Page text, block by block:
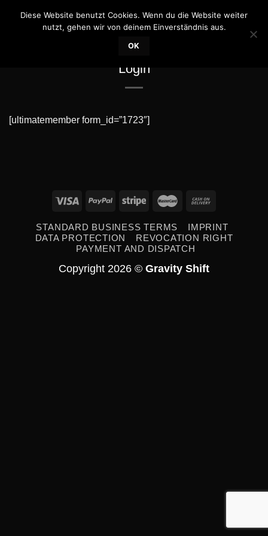
Login
[ultimatemember form_id=”1723″]
STANDARD BUSINESS TERMS
IMPRINT
DATA PROTECTION
REVOCATION RIGHT
PAYMENT AND DISPATCH
Copyright 2026 © Gravity Shift
Diese Website benutzt Cookies. Wenn du die Website weiter
nutzt, gehen wir von deinem Einverständnis aus.
OK